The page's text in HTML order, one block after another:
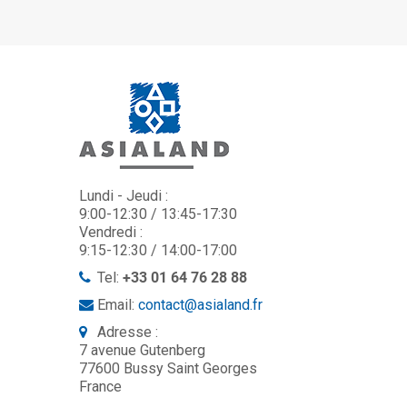
Lundi - Jeudi :
9:00-12:30 / 13:45-17:30
Vendredi :
9:15-12:30 / 14:00-17:00
Tel: +33 01 64 76 28 88
Email: contact@asialand.fr
Adresse :
7 avenue Gutenberg
77600 Bussy Saint Georges
France